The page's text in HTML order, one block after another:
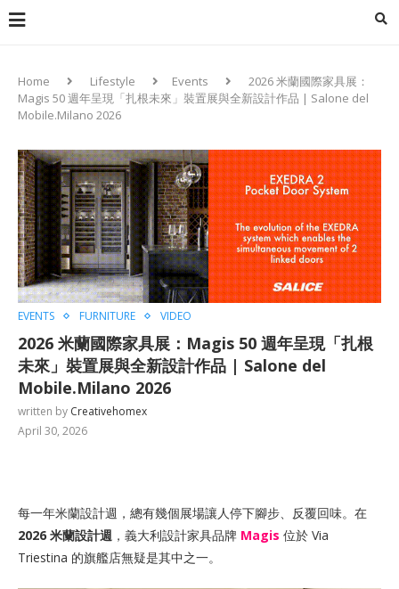
Home Lifestyle Events
2026 米蘭國際家具展：
Magis 50 週年呈現「扎根未來」裝置展與全新設計作品 | Salone del
Mobile.Milano 2026
EVENTS FURNITURE VIDEO
2026 米蘭國際家具展：Magis 50 週年呈現「扎根
未來」裝置展與全新設計作品 | Salone del
Mobile.Milano 2026
written by Creativehomex
April 30, 2026
每一年米蘭設計週，總有幾個展場讓人停下腳步、反覆回味。在
2026 米蘭設計週 ，義大利設計家具品牌 Magis 位於 Via
Triestina 的旗艦店無疑是其中之一。